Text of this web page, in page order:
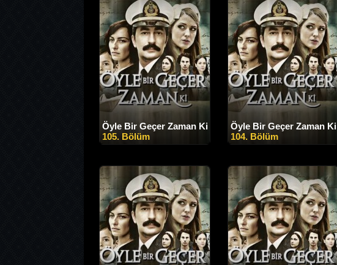
Öyle Bir Geçer Zaman Ki
105. Bölüm
Öyle Bir Geçer Zaman Ki
104. Bölüm